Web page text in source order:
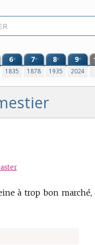
6e
1835
7e
1878
8e
1935
9e
2024
à trop bon